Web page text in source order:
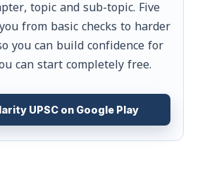
topic and sub-topic. Five
from basic checks to harder
you can build confidence for
can start completely free.
UPSC on Google Play